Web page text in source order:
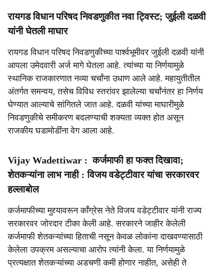
रायगड विधान परिषद निवडणुकीत नवा ट्विस्ट; जुईली दळवी
यांनी घेतली माघार
रायगड विधान परिषद निवडणुकीच्या पार्श्वभूमीवर जुईली दळवी यांनी
आपला उमेदवारी अर्ज मागे घेतला आहे. त्यांच्या या निर्णयामुळे
स्थानिक राजकारणात नव्या चर्चांना उधाण आले आहे. महायुतीतील
अंतर्गत समन्वय, तसेच विविध स्तरांवर झालेल्या चर्चांनंतर हा निर्णय
घेण्यात आल्याचे सांगितले जात आहे. दळवी यांच्या माघारीमुळे
निवडणुकीचे समीकरण बदलण्याची शक्यता व्यक्त होत असून
राजकीय घडामोडींना वेग आला आहे.
Vijay Wadettiwar : कर्जमाफी हा फक्त दिखावा;
शेतकऱ्यांना लाभ नाही : विजय वडेट्टीवार यांचा सरकारवर
हल्लाबोल
कर्जमाफीच्या मुद्द्यावरून काँग्रेस नेते विजय वडेट्टीवार यांनी राज्य
सरकारवर जोरदार टीका केली आहे. सरकारने जाहीर केलेली
कर्जमाफी शेतकऱ्यांच्या हिताची नसून केवळ लोकांना दाखवण्यासाठी
केलेला उपक्रम असल्याचा आरोप त्यांनी केला. या निर्णयामुळे
प्रत्यक्षात शेतकऱ्यांच्या अडचणी कमी होणार नाहीत, असेही ते